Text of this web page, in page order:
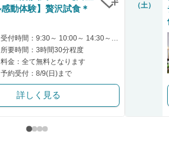
動体験】贅沢試食＊
受付時間：9:30～ 10:00～ 14:30～ 15:00～
所要時間：3時間30分程度
料金：全て無料となります
予約受付：8/9(日)まで
詳しく見る
（土）